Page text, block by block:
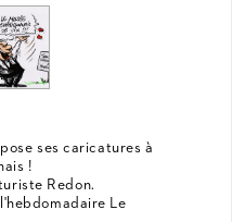
ses caricatures à
!
Redon.
Le